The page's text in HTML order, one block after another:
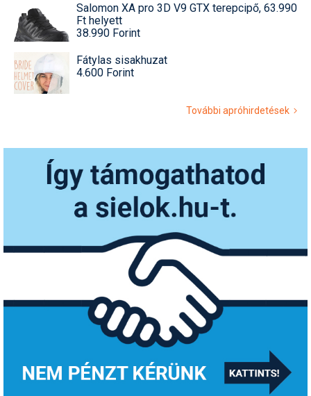
Salomon XA pro 3D V9 GTX terepcipő, 63.990
Ft helyett
38.990 Forint
Fátylas sisakhuzat
4.600 Forint
További apróhirdetések